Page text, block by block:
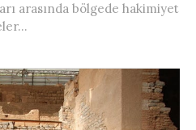
arasında bölgede hakimiyet